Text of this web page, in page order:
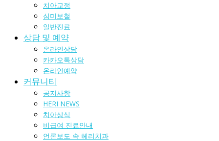
치아교정
심미보철
일반진료
상담 및 예약
온라인상담
카카오톡상담
온라인예약
커뮤니티
공지사항
HERI NEWS
치아상식
비급여 진료안내
언론보도 속 헤리치과